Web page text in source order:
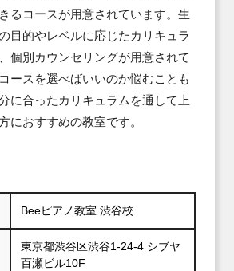
るコースが用意されています。生
目的やレベルに応じたカリキュラ
個別カウンセリングが用意されて
ースを選べばいいのか悩むことも
に合ったカリキュラムを通して上
におすすめの教室です。
Beeピアノ教室 渋谷校
東京都渋谷区渋谷1-24-4 シブヤ
百瀬ビル10F